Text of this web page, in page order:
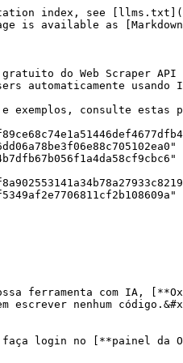
{% hint style="success" %}
Para acessar o OxyCopilot, faça login no [**painel da Oxylabs**](https://dashboard.oxylabs.io/en/) e selecione **Scraper APIs Playground** no menu lateral.
{% endhint %}

Siga os passos mostrados no vídeo para **gerar um parser**:

{% embed url="<https://files.gitbook.com/v0/b/gitbook-x-prod.appspot.com/o/spaces%2FzrXw45naRpCZ0Ku9AjY1%2Fuploads%2FMv1sqaKQeb6ZUqst9Ehp%2Fgenerate_parser.mp4?alt=media&token=9e35fa02-842d-48da-bb52-4e2c7f9d186e>" %}

Aqui estão os mesmos passos mostrados no vídeo:

1. **Insira a(s) URL(s)** que você quer raspar e analisar
2. **Especifique quaisquer parâmetros** como renderização de JavaScript
3. **Escreva um prompt** que descreve o que você quer analisar
4. **Executar** OxyCopilot

Quando estiver satisfeito com o parser gerado, carregue as instruções.

### 2. Salve o parser como um preset

Você pode salvar facilmente seus parsers gerados pelo OxyCopilot para uso posterior. Veja os passos abaixo:

{% embed url="<https://files.gitbook.com/v0/b/gitbook-x-prod.appspot.com/o/spaces%2FzrXw45naRpCZ0Ku9AjY1%2Fuploads%2FrZw97isbhLa2Du9V5oKd%2Fsave_preset.mp4?alt=media&token=d7e9c4b5-755c-4175-9cb5-83c29ec37810>" %}

1. **Atribua o preset** a um usuário específico da API
2. Clique em **Salvar**
3. **Digite o nome do preset** e a descrição (opcional)

Depois de salvar o preset, você pode usá-lo com solicitações da API.

### 3. Use o parser com solicitações da API

Para usar seu preset com Web Scraper API, envie um payload com o